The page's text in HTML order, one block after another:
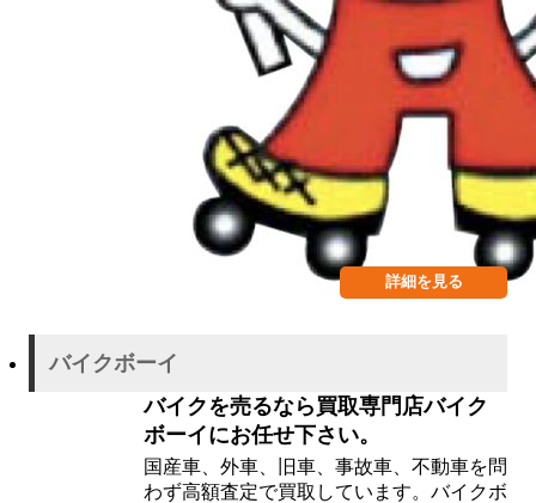
詳細を見る
バイクボーイ
バイクを売るなら買取専門店バイク
ボーイにお任せ下さい。
国産車、外車、旧車、事故車、不動車を問
わず高額査定で買取しています。バイクボ